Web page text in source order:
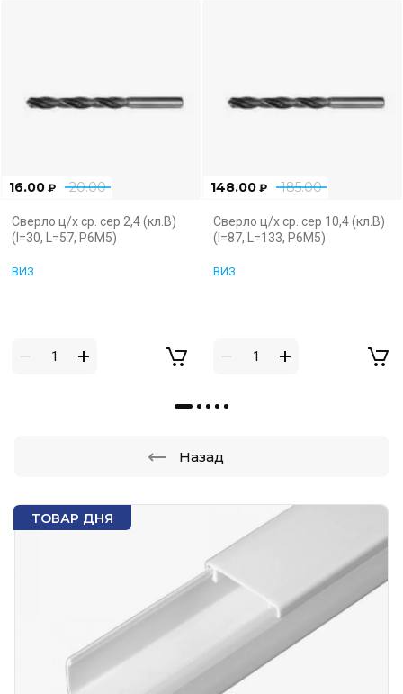
ТОВАР ДНЯ
20.00
16.00 ₽
Сверло ц/х ср. сер 2,4 (кл.В)
(l=30, L=57, Р6М5)
ВИЗ
185.00
148.00 ₽
Сверло ц/х ср. сер 10,4 (кл.В)
(l=87, L=133, Р6М5)
ВИЗ
Назад